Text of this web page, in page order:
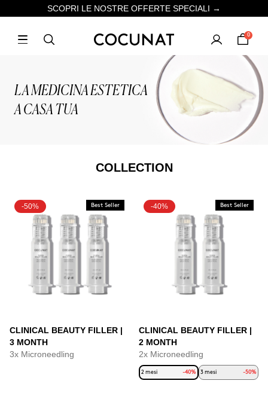
SCOPRI LE NOSTRE OFFERTE SPECIALI →
0
LA MEDICINA ESTETICA
A CASA TUA
COLLECTION
-50% Best Seller
CLINICAL BEAUTY FILLER |
3 MONTH
3x Microneedling
-40% Best Seller
CLINICAL BEAUTY FILLER |
2 MONTH
2x Microneedling
2 mesi -40% 3 mesi -50%